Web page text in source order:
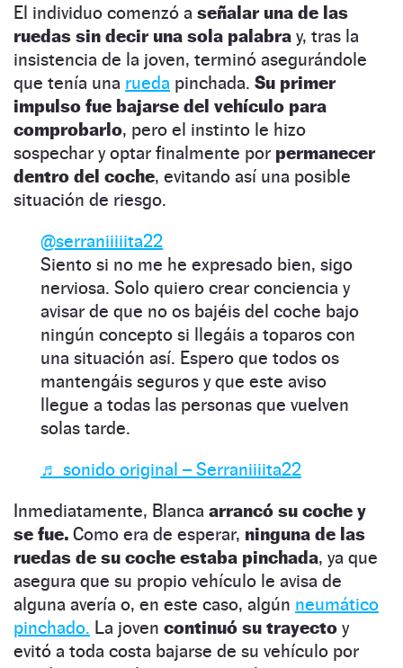
El individuo comenzó a señalar una de las
ruedas sin decir una sola palabra y, tras la
insistencia de la joven, terminó asegurándole
que tenía una rueda pinchada. Su primer
impulso fue bajarse del vehículo para
comprobarlo, pero el instinto le hizo
sospechar y optar finalmente por permanecer
dentro del coche, evitando así una posible
situación de riesgo.
@serraniiiiita22
Siento si no me he expresado bien, sigo
nerviosa. Solo quiero crear conciencia y
avisar de que no os bajéis del coche bajo
ningún concepto si llegáis a toparos con
una situación así. Espero que todos os
mantengáis seguros y que este aviso
llegue a todas las personas que vuelven
solas tarde.
♬ sonido original – Serraniiiita22
Inmediatamente, Blanca arrancó su coche y
se fue. Como era de esperar, ninguna de las
ruedas de su coche estaba pinchada, ya que
asegura que su propio vehículo le avisa de
alguna avería o, en este caso, algún neumático
pinchado. La joven continuó su trayecto y
evitó a toda costa bajarse de su vehículo por